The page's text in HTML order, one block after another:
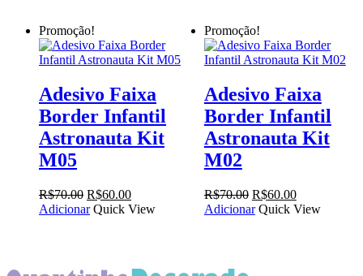
Promoção!
Adesivo Faixa
Border Infantil
Astronauta Kit
M05
R$70.00 O
preço
R$60.00O
preço
Adicionar Quick View
Promoção!
Adesivo Faixa
Border Infantil
Astronauta Kit
M02
R$70.00 O
preço
R$60.00O
preço
Adicionar Quick View